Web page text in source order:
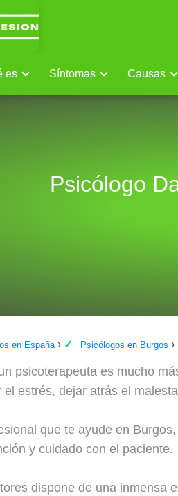
es Síntomas Causas
Psicólogo
en España Psicólogos en Burgos
psicoterapeuta es mucho
el estrés, dejar atrás el
que te ayude en
y cuidado con el paciente.
dispone de una inmensa